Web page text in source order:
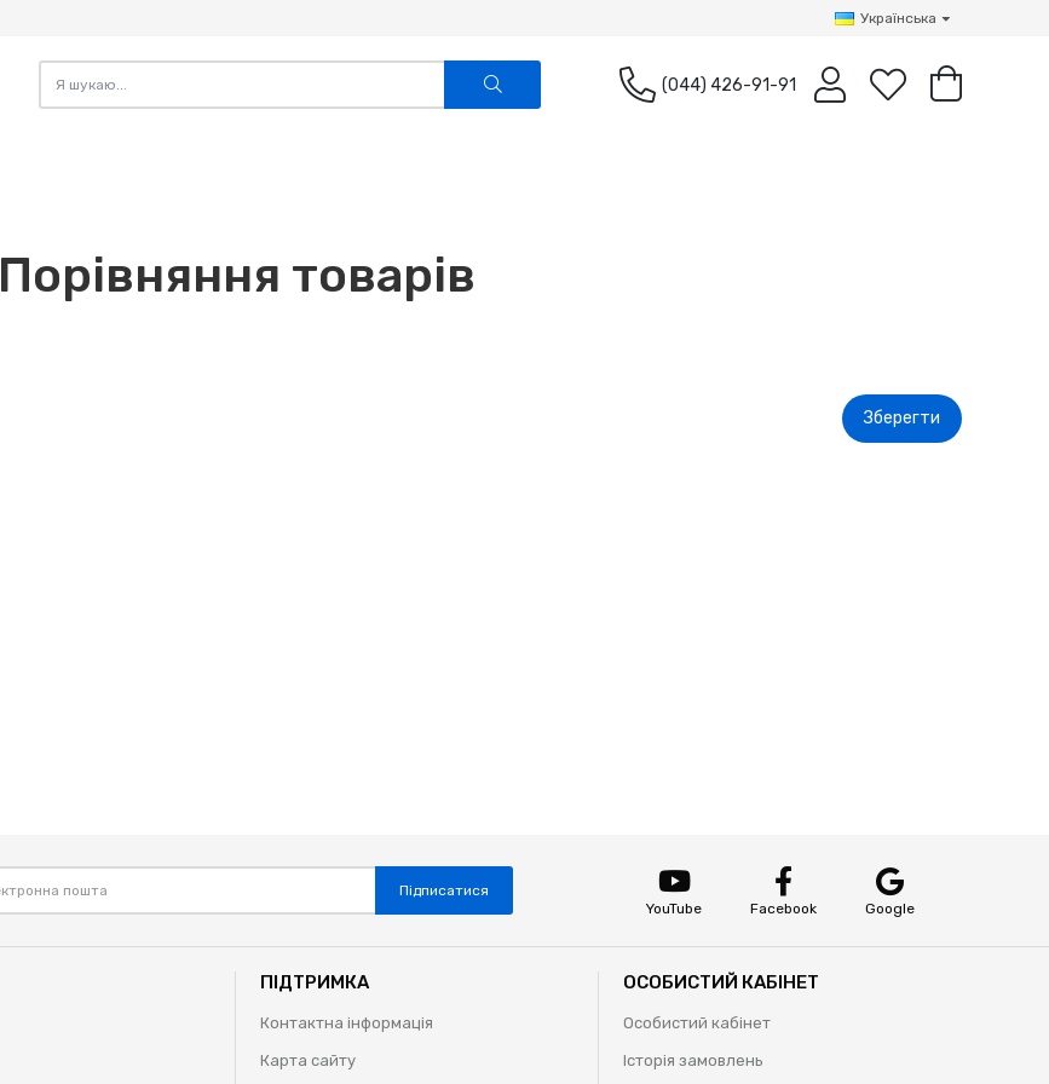
Українська
(044) 426-91-91
Порівняння товарів
Зберегти
Підписатися
YouTube
Facebook Google
ПІДТРИМКА
Контактна інформація
Карта сайту
ОСОБИСТИЙ КАБІНЕТ
Особистий кабінет
Історія замовлень